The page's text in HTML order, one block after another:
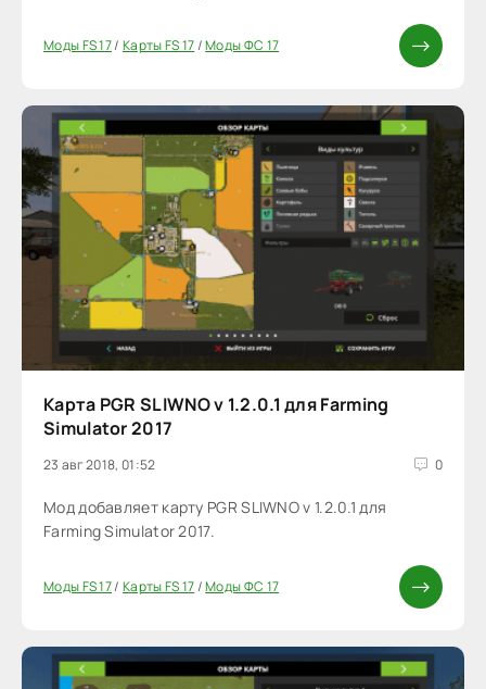
Моды FS 17/ Карты FS 17/Моды ФС 17
Карта PGR SLIWNO v 1.2.0.1 для Farming
Simulator 2017
23 авг 2018, 01:52 0
Мод добавляет карту PGR SLIWNO v 1.2.0.1 для
Farming Simulator 2017.
Моды FS 17/ Карты FS 17/Моды ФС 17